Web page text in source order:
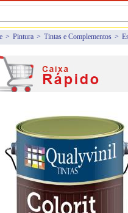
> Pintura > Tintas e Complementos >